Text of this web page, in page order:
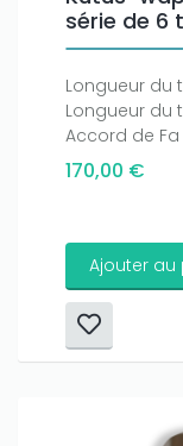
série de 6
Longueur du
Longueur du
Accord de Fa
170,00 €
Ajouter au